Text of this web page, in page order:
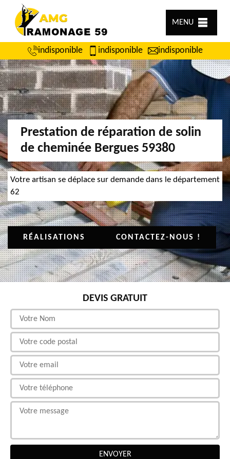
MENU
indisponible indisponible indisponible
Prestation de réparation de solin
de cheminée Bergues 59380
Votre artisan se déplace sur demande dans le département
62
RÉALISATIONS CONTACTEZ-NOUS !
DEVIS GRATUIT